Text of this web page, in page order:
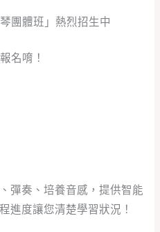
團體班」熱烈招生中
名唷！
彈奏、培養音感，提供智能
進度讓您清楚學習狀況！